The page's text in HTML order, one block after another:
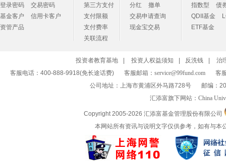
登录密码
交易密码
基金客户
信用卡客户
资管产品
第三方支付
支付限额
支付费率
关联流程
分红
撤单
交易申请查询
现金宝交易
指数型
债
QDII基金
ETF基金
投资者教育基地 投资人权益须知 反洗钱
治
客服电话：400-888-9918(免长途话费)
客服邮箱： service@99fund.com
客
公司地址：上海市黄浦区外马路728号
邮编：
汇添富旗下网站： China
Copyright 2005-2026 汇添富基金管理股份有限公司
本网站所有资讯与说明文字仅供参考，如有与本